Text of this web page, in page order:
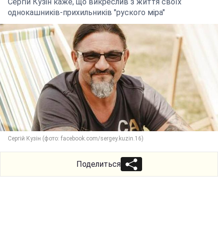
однокашників-прихильників "руского міра"
Сергій Кузін (фото: facebook.com/sergey.kuzin.16)
Поделиться